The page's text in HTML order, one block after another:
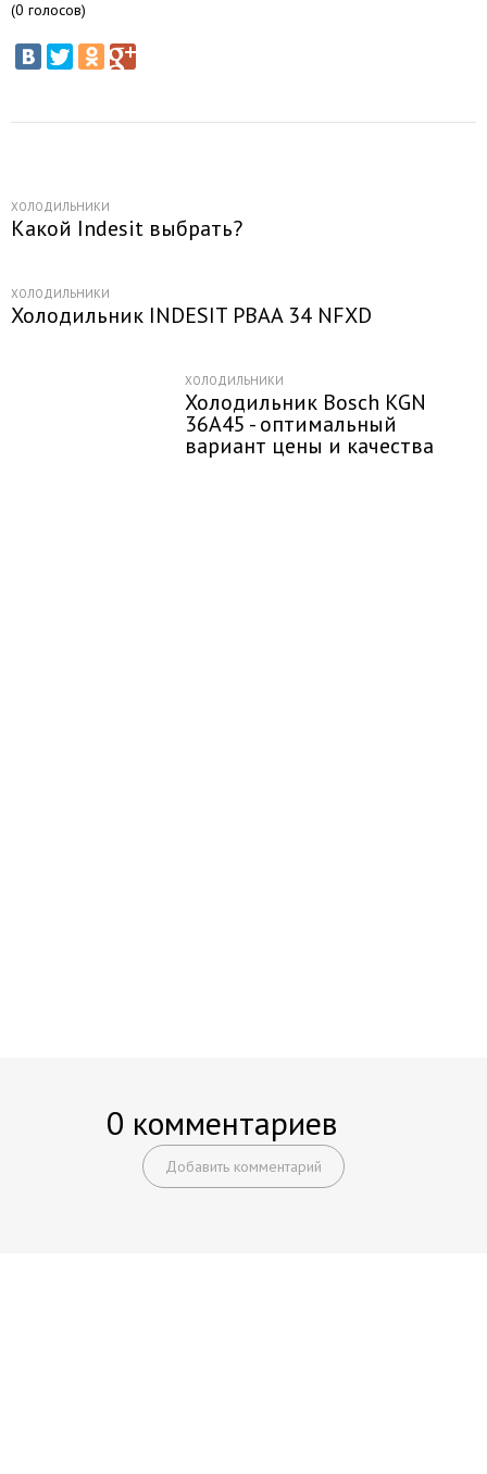
(0 голосов)
ХОЛОДИЛЬНИКИ
Какой Indesit выбрать?
ХОЛОДИЛЬНИКИ
Холодильник INDESIT PBAA 34 NFXD
ХОЛОДИЛЬНИКИ
Холодильник Bosch KGN
36A45 - оптимальный
вариант цены и качества
0 комментариев
Добавить комментарий